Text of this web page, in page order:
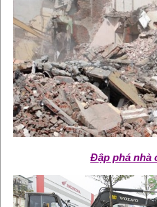
Đập phá nhà